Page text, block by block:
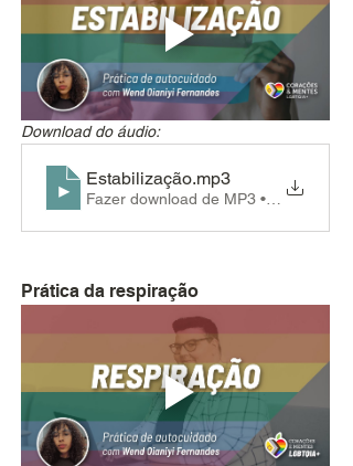
Download do áudio:
Estabilização.mp3
Fazer download de MP3 • 5.32MB
Prática da respiração